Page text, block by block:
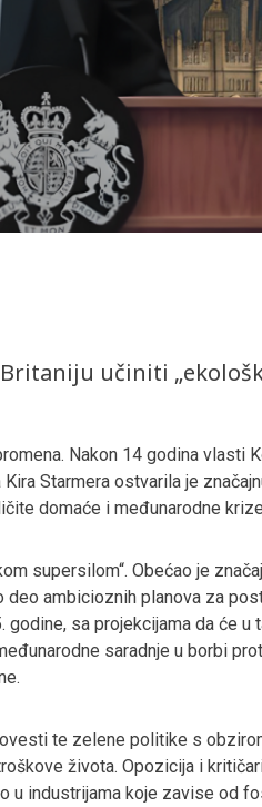
učiniti
Nakon 14 godina vlasti
Starmera ostvarila je
domaće i međunarodne
supersilom“. Obećao je
ambicioznih planova za
sa projekcijama da će
saradnje u borbi
te zelene politike s
života. Opozicija i
industrijama koje zavise od